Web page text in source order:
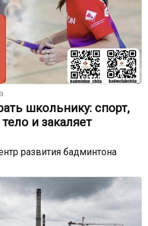
школьнику: спорт,
и закаляет
развития бадминтона